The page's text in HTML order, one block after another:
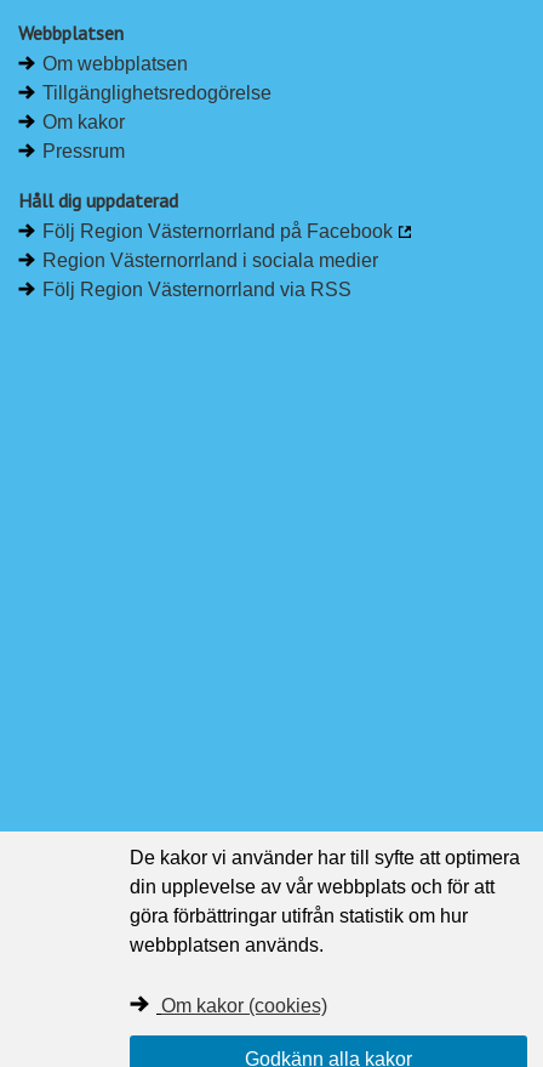
Webbplatsen
Om webbplatsen
Tillgänglighetsredogörelse
Om kakor
Pressrum
Håll dig uppdaterad
Följ Region Västernorrland på Facebook
Region Västernorrland i sociala medier
Följ Region Västernorrland via RSS
De kakor vi använder har till syfte att optimera
din upplevelse av vår webbplats och för att
göra förbättringar utifrån statistik om hur
webbplatsen används.
Om kakor (cookies)
Godkänn alla kakor